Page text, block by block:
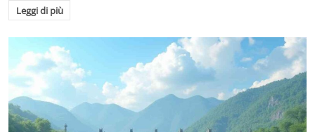
Leggi di più